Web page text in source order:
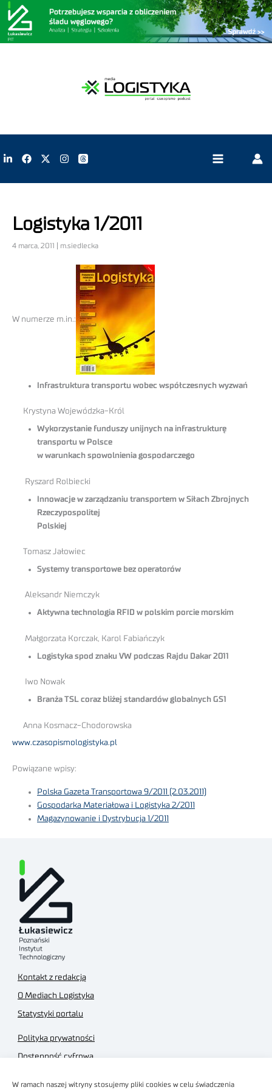
W ramach naszej witryny stosujemy pliki cookies w celu świadczenia
Logistyka 1/2011
4 marca, 2011 | m.siedlecka
W numerze m.in.:
Infrastruktura transportu wobec współczesnych wyzwań
Krystyna Wojewódzka-Król
Wykorzystanie funduszy unijnych na infrastrukturę
transportu w Polsce
w warunkach spowolnienia gospodarczego
Ryszard Rolbiecki
Innowacje w zarządzaniu transportem w Siłach Zbrojnych
Rzeczypospolitej
Polskiej
Tomasz Jałowiec
Systemy transportowe bez operatorów
Aleksandr Niemczyk
Aktywna technologia RFID w polskim porcie morskim
Małgorzata Korczak, Karol Fabiańczyk
Logistyka spod znaku VW podczas Rajdu Dakar 2011
Iwo Nowak
Branża TSL coraz bliżej standardów globalnych GS1
Anna Kosmacz-Chodorowska
www.czasopismologistyka.pl
Powiązane wpisy:
Polska Gazeta Transportowa 9/2011 (2.03.2011)
Gospodarka Materiałowa i Logistyka 2/2011
Magazynowanie i Dystrybucja 1/2011
Kontakt z redakcją
O Mediach Logistyka
Statystyki portalu
Polityka prywatności
Dostępność cyfrowa